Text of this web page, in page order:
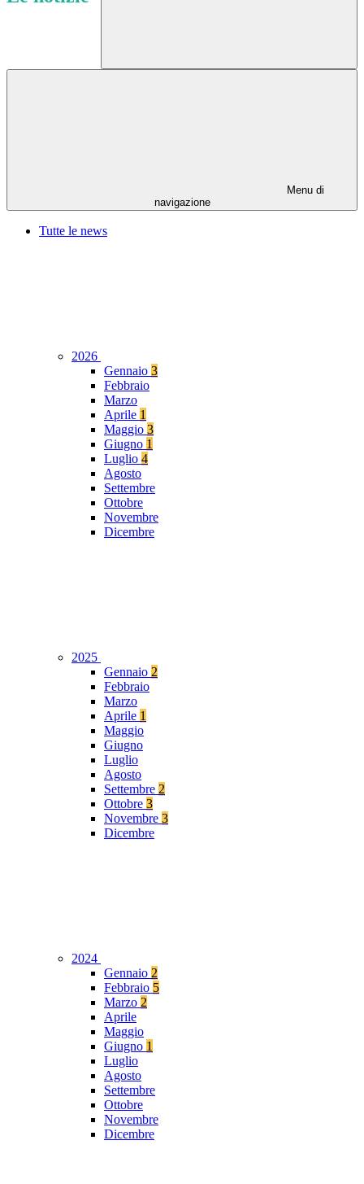
Menu di
navigazione
Tutte le news
2026
Gennaio 3
Febbraio
Marzo
Aprile 1
Maggio 3
Giugno 1
Luglio 4
Agosto
Settembre
Ottobre
Novembre
Dicembre
2025
Gennaio 2
Febbraio
Marzo
Aprile 1
Maggio
Giugno
Luglio
Agosto
Settembre 2
Ottobre 3
Novembre 3
Dicembre
2024
Gennaio 2
Febbraio 5
Marzo 2
Aprile
Maggio
Giugno 1
Luglio
Agosto
Settembre
Ottobre
Novembre
Dicembre